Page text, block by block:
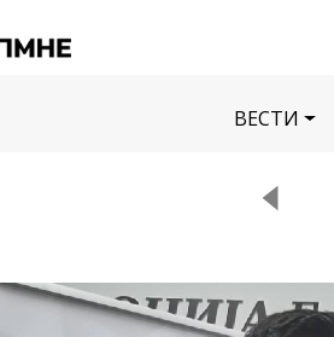
ВЕСТИ